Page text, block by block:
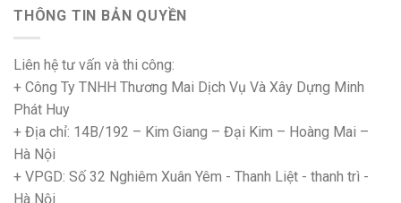
THÔNG TIN BẢN QUYỀN
Liên hệ tư vấn và thi công:
+ Công Ty TNHH Thương Mai Dịch Vụ Và Xây Dựng Minh
Phát Huy
+ Địa chỉ: 14B/192 – Kim Giang – Đại Kim – Hoàng Mai –
Hà Nội
+ VPGD: Số 32 Nghiêm Xuân Yêm - Thanh Liệt - thanh trì -
Hà Nội